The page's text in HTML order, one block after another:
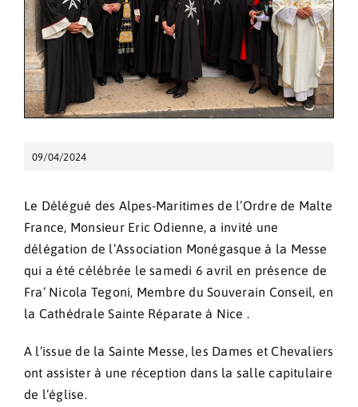
09/04/2024
Le Délégué des Alpes-Maritimes de l’Ordre de Malte
France, Monsieur Eric Odienne, a invité une
délégation de l’Association Monégasque à la Messe
qui a été célébrée le samedi 6 avril en présence de
Fra’ Nicola Tegoni, Membre du Souverain Conseil, en
la Cathédrale Sainte Réparate à Nice .
A l’issue de la Sainte Messe, les Dames et Chevaliers
ont assister à une réception dans la salle capitulaire
de l’église.